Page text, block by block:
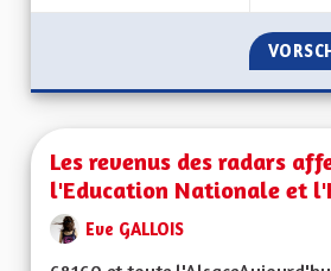
Les revenus des radars
l'Education Nationale et
Eve GALLOIS